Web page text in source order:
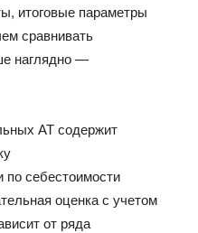
итоговые параметры
сравнивать
наглядно —
АТ содержит
по себестоимости
оценка с учетом
от ряда